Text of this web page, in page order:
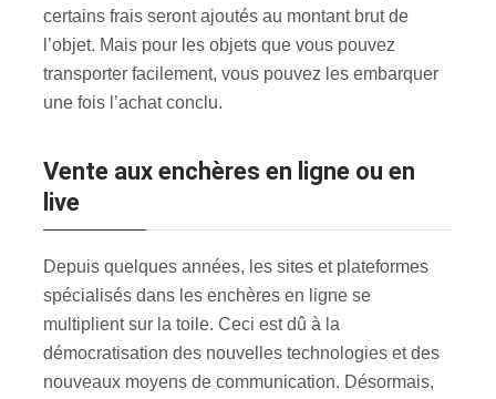
certains frais seront ajoutés au montant brut de
l’objet. Mais pour les objets que vous pouvez
transporter facilement, vous pouvez les embarquer
une fois l’achat conclu.
Vente aux enchères en ligne ou en
live
Depuis quelques années, les sites et plateformes
spécialisés dans les enchères en ligne se
multiplient sur la toile. Ceci est dû à la
démocratisation des nouvelles technologies et des
nouveaux moyens de communication. Désormais,